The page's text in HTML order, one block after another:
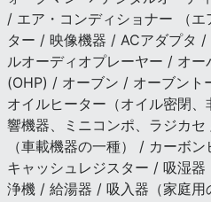
/ エア・コンディショナー （
ター / 映像機器 / ACアダプタ
ルオーディオプレーヤー / オ
(OHP) / オーブン / オーブン
オイルヒーター（オイル密閉
響機器、ミニコンポ、ラジカ
（車載機器の一種） / カーボ
キャッシュレジスター / 吸湿
浄機 / 給湯器 / 吸入器（家庭